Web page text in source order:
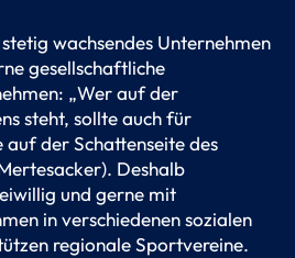
wachsendes Unternehmen
gesellschaftliche
„Wer auf der
steht, sollte auch für
auf der Schattenseite des
Deshalb
und gerne mit
in verschiedenen sozialen
regionale Sportvereine.